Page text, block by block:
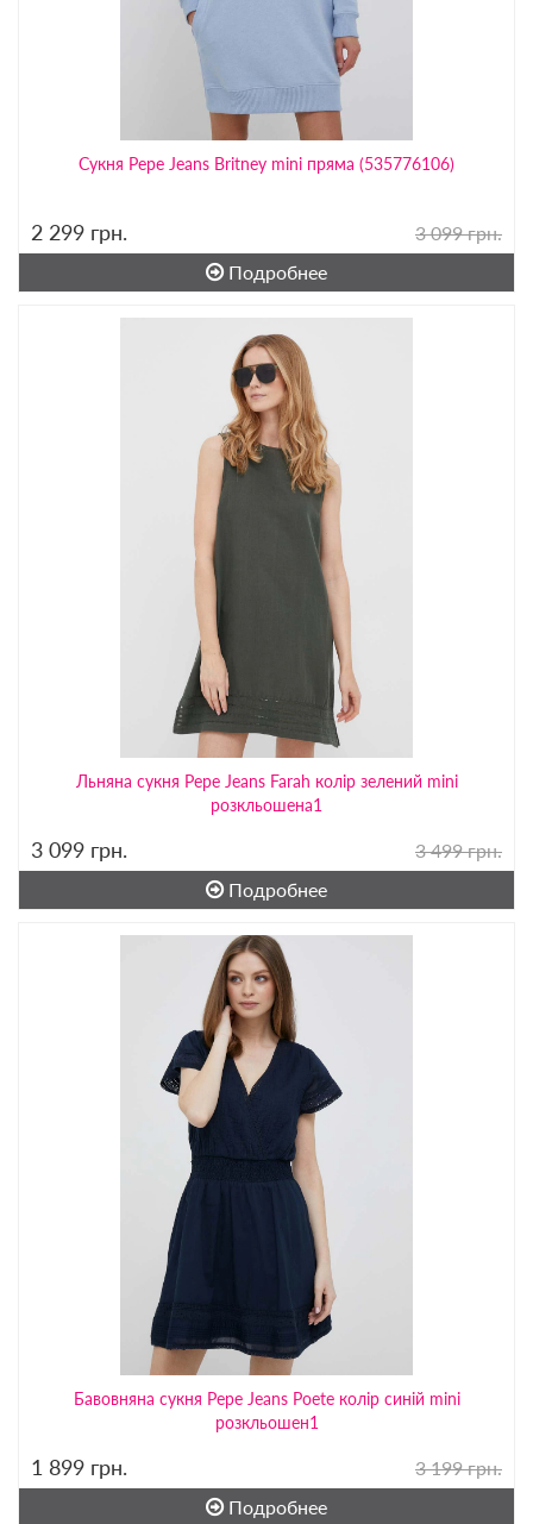
Сукня Pepe Jeans Britney mini пряма (535776106)
2 299 грн.
3 099 грн.
Подробнее
Льняна сукня Pepe Jeans Farah колір зелений mini
розкльошена1
3 099 грн.
3 499 грн.
Подробнее
Бавовняна сукня Pepe Jeans Poete колір синій mini
розкльошен1
1 899 грн.
3 199 грн.
Подробнее